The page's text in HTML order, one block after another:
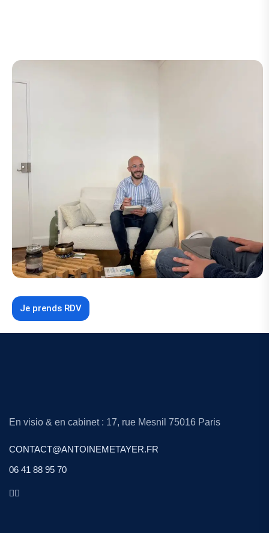
Je prends RDV
En visio & en cabinet : 17, rue Mesnil 75016 Paris
CONTACT@ANTOINEMETAYER.FR
06 41 88 95 70